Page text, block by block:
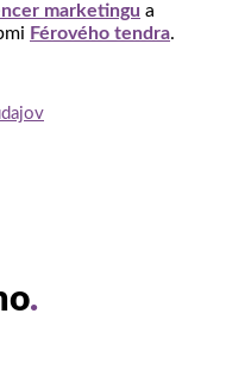
marketingu a
Férového tendra.
.